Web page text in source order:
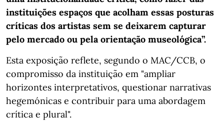
instituições espaços que acolham essas posturas
críticas dos artistas sem se deixarem capturar
pelo mercado ou pela orientação museológica”.
Esta exposição reflete, segundo o MAC/CCB, o
compromisso da instituição em "ampliar
horizontes interpretativos, questionar narrativas
hegemónicas e contribuir para uma abordagem
crítica e plural".